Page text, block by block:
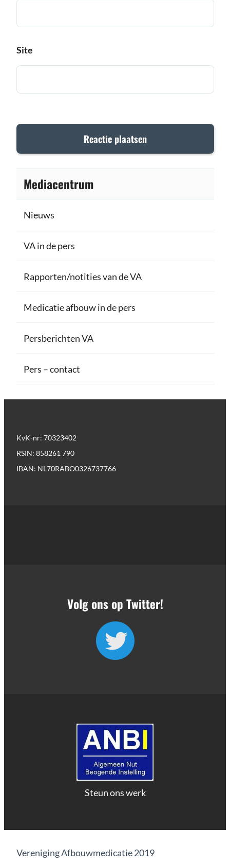
Site
Mediacentrum
Nieuws
VA in de pers
Rapporten/notities van de VA
Medicatie afbouw in de pers
Persberichten VA
Pers – contact
KvK-nr: 70323402
RSIN: 858261 790
IBAN: NL70RABO0326737766
Volg ons op Twitter!
Steun ons werk
Vereniging Afbouwmedicatie 2019